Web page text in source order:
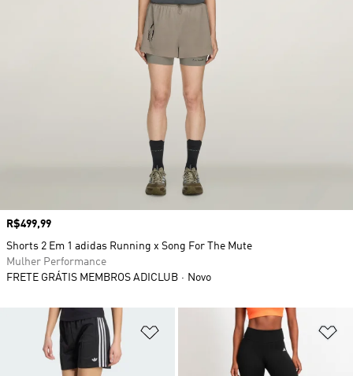
Adicionar à Lista de Desejos
Preço
R$499,99
Shorts 2 Em 1 adidas Running x Song For The Mute
Mulher Performance
FRETE GRÁTIS MEMBROS ADICLUB
Novo